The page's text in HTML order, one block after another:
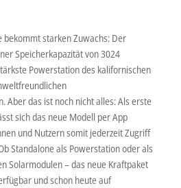
bekommt starken Zuwachs: Der
Speicherkapazität von 3024
Powerstation des kalifornischen
Aber das ist noch nicht alles: Als erste
sich das neue Modell per App
und Nutzern somit jederzeit Zugriff
Standalone als Powerstation oder als
Solarmodulen – das neue Kraftpaket
und schon heute auf